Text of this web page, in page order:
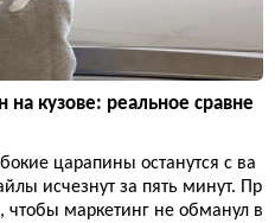
на кузове: реальное сравне
царапины останутся с ва
исчезнут за пять минут. Пр
чтобы маркетинг не обманул в